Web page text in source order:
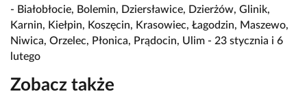
- Białobłocie, Bolemin, Dziersławice, Dzierżów, Glinik,
Karnin, Kiełpin, Koszęcin, Krasowiec, Łagodzin, Maszewo,
Niwica, Orzelec, Płonica, Prądocin, Ulim - 23 stycznia i 6
lutego
Zobacz także